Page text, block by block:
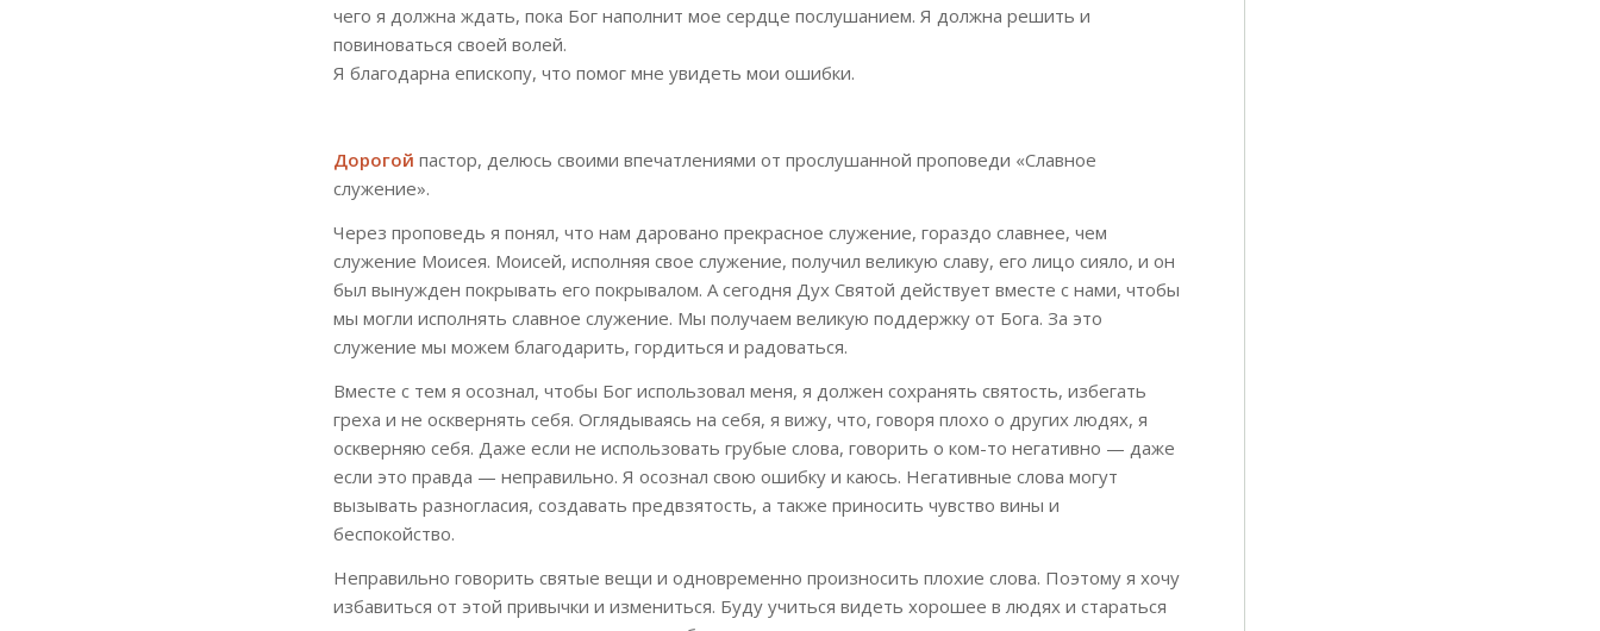
чего я должна ждать, пока Бог наполнит мое сердце послушанием. Я должна решить и
повиноваться своей волей.
Я благодарна епископу, что помог мне увидеть мои ошибки.
Дорогой пастор, делюсь своими впечатлениями от прослушанной проповеди «Славное
служение».
Через проповедь я понял, что нам даровано прекрасное служение, гораздо славнее, чем
служение Моисея. Моисей, исполняя свое служение, получил великую славу, его лицо сияло, и он
был вынужден покрывать его покрывалом. А сегодня Дух Святой действует вместе с нами, чтобы
мы могли исполнять славное служение. Мы получаем великую поддержку от Бога. За это
служение мы можем благодарить, гордиться и радоваться.
Вместе с тем я осознал, чтобы Бог использовал меня, я должен сохранять святость, избегать
греха и не осквернять себя. Оглядываясь на себя, я вижу, что, говоря плохо о других людях, я
оскверняю себя. Даже если не использовать грубые слова, говорить о ком-то негативно — даже
если это правда — неправильно. Я осознал свою ошибку и каюсь. Негативные слова могут
вызывать разногласия, создавать предвзятость, а также приносить чувство вины и
беспокойство.
Неправильно говорить святые вещи и одновременно произносить плохие слова. Поэтому я хочу
избавиться от этой привычки и измениться. Буду учиться видеть хорошее в людях и стараться